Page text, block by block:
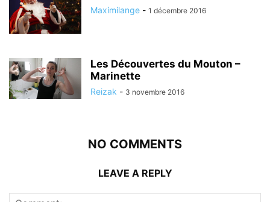
Maximilange - 1 décembre 2016
Les Découvertes du Mouton –
Marinette
Reizak - 3 novembre 2016
NO COMMENTS
LEAVE A REPLY